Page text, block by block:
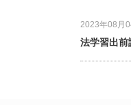
2023年08月
法学習出